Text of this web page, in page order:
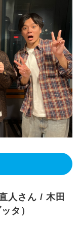
人さん / 木田
タ）